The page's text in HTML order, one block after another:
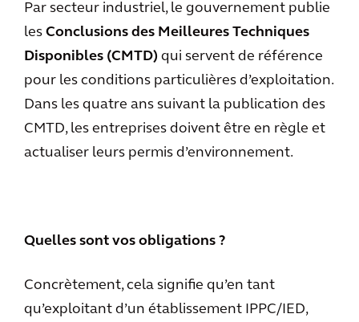
Par secteur industriel, le gouvernement publie
les Conclusions des Meilleures Techniques
Disponibles (CMTD) qui servent de référence
pour les conditions particulières d’exploitation.
Dans les quatre ans suivant la publication des
CMTD, les entreprises doivent être en règle et
actualiser leurs permis d’environnement.
Quelles sont vos obligations ?
Concrètement, cela signifie qu’en tant
qu’exploitant d’un établissement IPPC/IED,